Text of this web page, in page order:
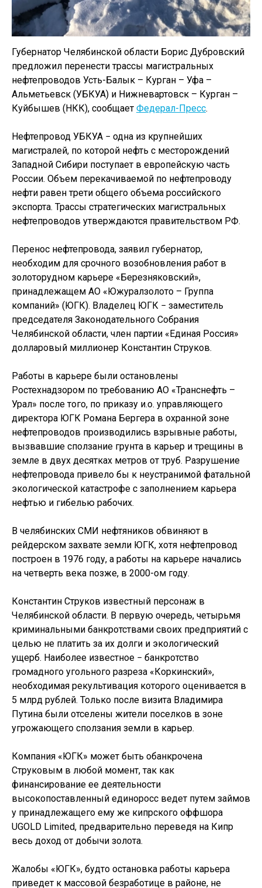
Губернатор Челябинской области Борис Дубровский
предложил перенести трассы магистральных
нефтепроводов Усть-Балык – Курган – Уфа –
Альметьевск (УБКУА) и Нижневартовск – Курган –
Куйбышев (НКК), сообщает Федерал-Пресс.
Нефтепровод УБКУА − одна из крупнейших
магистралей, по которой нефть с месторождений
Западной Сибири поступает в европейскую часть
России. Объем перекачиваемой по нефтепроводу
нефти равен трети общего объема российского
экспорта. Трассы стратегических магистральных
нефтепроводов утверждаются правительством РФ.
Перенос нефтепровода, заявил губернатор,
необходим для срочного возобновления работ в
золоторудном карьере «Березняковский»,
принадлежащем АО «Южуралзолото – Группа
компаний» (ЮГК). Владелец ЮГК − заместитель
председателя Законодательного Собрания
Челябинской области, член партии «Единая Россия»
долларовый миллионер Константин Струков.
Работы в карьере были остановлены
Ростехнадзором по требованию АО «Транснефть –
Урал» после того, по приказу и.о. управляющего
директора ЮГК Романа Бергера в охранной зоне
нефтепроводов производились взрывные работы,
вызвавшие сползание грунта в карьер и трещины в
земле в двух десятках метров от труб. Разрушение
нефтепровода привело бы к неустранимой фатальной
экологической катастрофе с заполнением карьера
нефтью и гибелью рабочих.
В челябинских СМИ нефтяников обвиняют в
рейдерском захвате земли ЮГК, хотя нефтепровод
построен в 1976 году, а работы на карьере начались
на четверть века позже, в 2000-ом году.
Константин Струков известный персонаж в
Челябинской области. В первую очередь, четырьмя
криминальными банкротствами своих предприятий с
целью не платить за их долги и экологический
ущерб. Наиболее известное − банкротство
громадного угольного разреза «Коркинский»,
необходимая рекультивация которого оценивается в
5 млрд рублей. Только после визита Владимира
Путина были отселены жители поселков в зоне
угрожающего сползания земли в карьер.
Компания «ЮГК» может быть обанкрочена
Струковым в любой момент, так как
финансирование ее деятельности
высокопоставленный единоросс ведет путем займов
у принадлежащего ему же кипрского оффшора
UGOLD Limited, предварительно переведя на Кипр
весь доход от добычи золота.
Жалобы «ЮГК», будто остановка работы карьера
приведет к массовой безработице в районе, не